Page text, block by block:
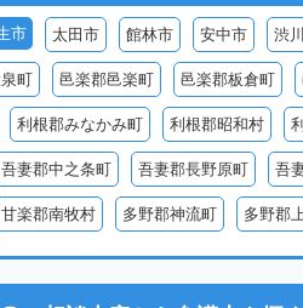
市 太田市 館林市 安中市 渋
町 邑楽郡邑楽町 邑楽郡板倉町
利根郡みなかみ町 利根郡昭和村
吾妻郡中之条町 吾妻郡長野原町 吾
甘楽郡南牧村 多野郡神流町 多野郡